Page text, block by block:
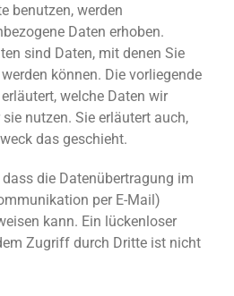
benutzen, werden
Daten erhoben.
sind Daten, mit denen Sie
können. Die vorliegende
welche Daten wir
nutzen. Sie erläutert auch,
das geschieht.
die Datenübertragung im
per E-Mail)
kann. Ein lückenloser
Zugriff durch Dritte ist nicht